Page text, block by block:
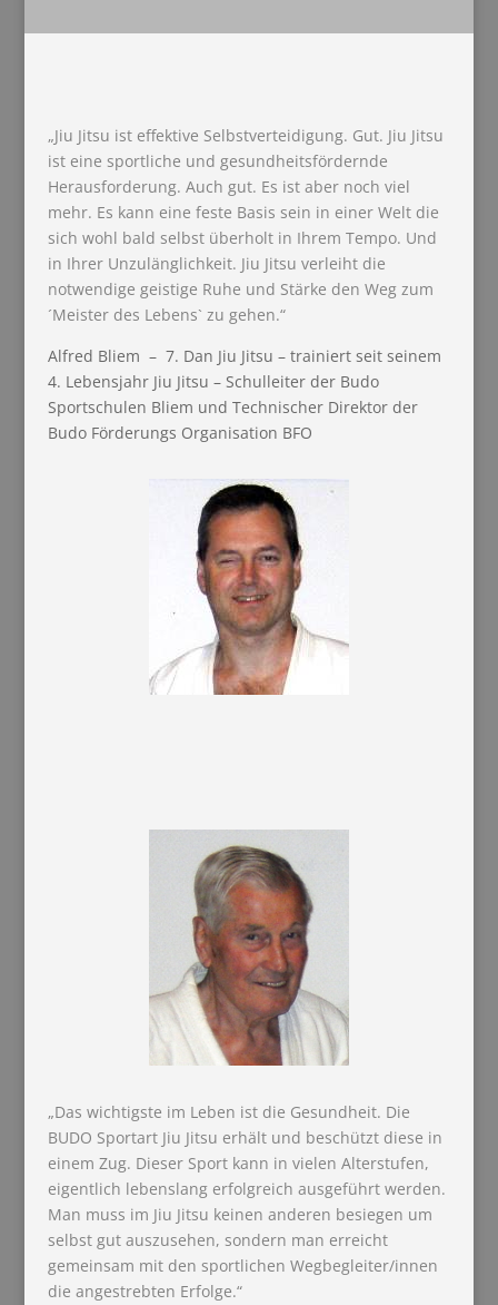
„Jiu Jitsu ist effektive Selbstverteidigung. Gut. Jiu Jitsu
ist eine sportliche und gesundheitsfördernde
Herausforderung. Auch gut. Es ist aber noch viel
mehr. Es kann eine feste Basis sein in einer Welt die
sich wohl bald selbst überholt in Ihrem Tempo. Und
in Ihrer Unzulänglichkeit. Jiu Jitsu verleiht die
notwendige geistige Ruhe und Stärke den Weg zum
´Meister des Lebens` zu gehen.“
Alfred Bliem – 7. Dan Jiu Jitsu – trainiert seit seinem
4. Lebensjahr Jiu Jitsu – Schulleiter der Budo
Sportschulen Bliem und Technischer Direktor der
Budo Förderungs Organisation BFO
„Das wichtigste im Leben ist die Gesundheit. Die
BUDO Sportart Jiu Jitsu erhält und beschützt diese in
einem Zug. Dieser Sport kann in vielen Alterstufen,
eigentlich lebenslang erfolgreich ausgeführt werden.
Man muss im Jiu Jitsu keinen anderen besiegen um
selbst gut auszusehen, sondern man erreicht
gemeinsam mit den sportlichen Wegbegleiter/innen
die angestrebten Erfolge.“